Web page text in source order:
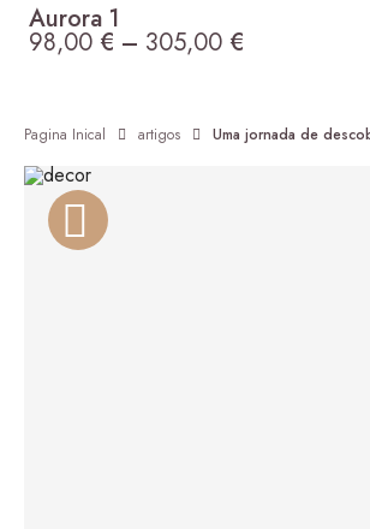
Aurora 1
98,00 € – 305,00 €
Pagina Inical artigos Uma jornada de